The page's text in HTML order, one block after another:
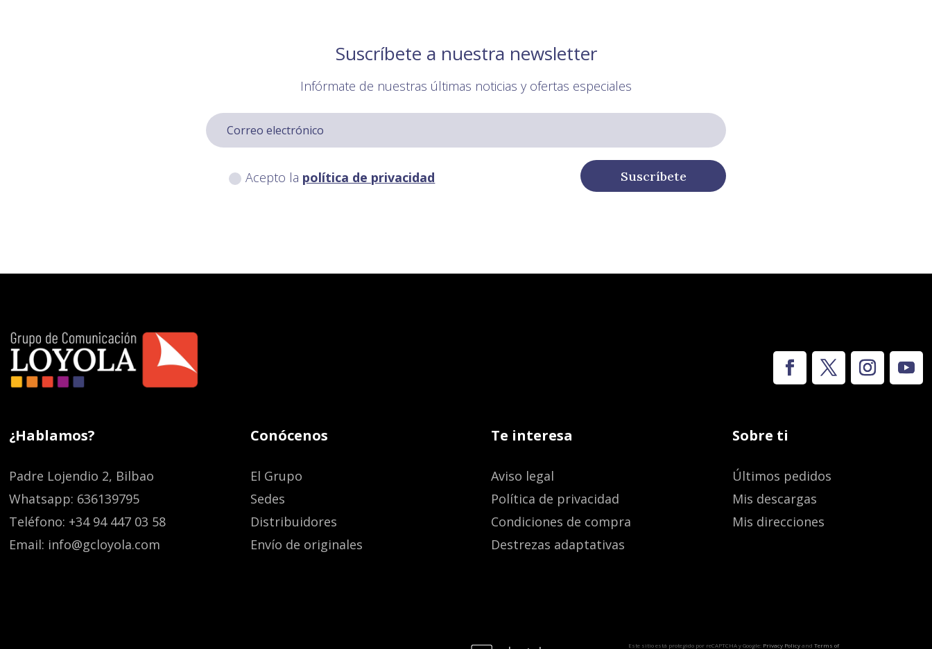
Suscríbete a nuestra newsletter
Infórmate de nuestras últimas noticias y ofertas especiales
Acepto la política de privacidad Suscríbete
¿Hablamos?
Padre Lojendio 2, Bilbao
Whatsapp: 636139795
Teléfono: +34 94 447 03 58
Email: info@gcloyola.com
Conócenos
El Grupo
Sedes
Distribuidores
Envío de originales
Te interesa
Aviso legal
Política de privacidad
Condiciones de compra
Destrezas adaptativas
Sobre ti
Últimos pedidos
Mis descargas
Mis direcciones
Este sitio está protegido por reCAPTCHA y Google: Privacy Policyand Terms of